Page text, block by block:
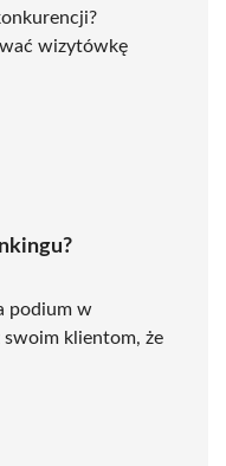
wizytówkę
podium w
klientom, że